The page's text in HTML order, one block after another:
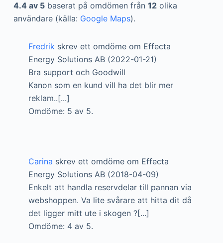
4.4 av 5baserat på omdömen från 12olika
användare (källa: Google Maps).
Fredrikskrev ett omdöme om Effecta
Energy Solutions AB (2022-01-21)
Bra support och Goodwill
Kanon som en kund vill ha det blir mer
reklam..[...]
Omdöme: 5 av 5.
Carina skrev ett omdöme om Effecta
Energy Solutions AB (2018-04-09)
Enkelt att handla reservdelar till pannan via
webshoppen. Va lite svårare att hitta dit då
det ligger mitt ute i skogen ?[...]
Omdöme: 4 av 5.